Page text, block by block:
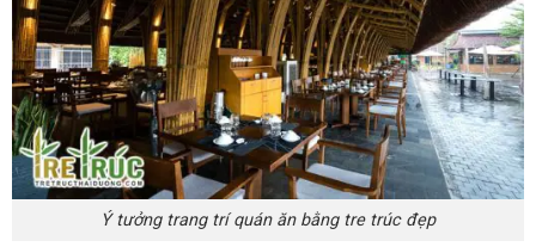
Ý tưởng trang trí quán ăn bằng tre trúc đẹp